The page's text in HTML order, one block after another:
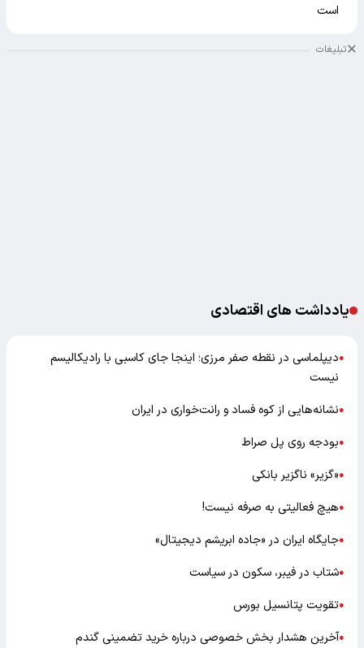
است
تبلیغات
یادداشت های اقتصادی
●دیپلماسی در نقطه صفر مرزی؛ اینجا جای کاسبی با رادیکالیسم
نیست
●نشانه‌هایی از کوه فساد و رانت‌خواری در ایران
●بودجه روی پل صراط
●«گزیر» ناگزیر بانکی
●هیچ فعالیتی به صرفه نیست!
●جایگاه ایران در «جاده ابریشم دیجیتال»
●شتاب در فیبر، سکون در سیاست
●تقویت پتانسیل بورس
●آخرین هشدار بخش خصوصی درباره خرید تضمینی گندم